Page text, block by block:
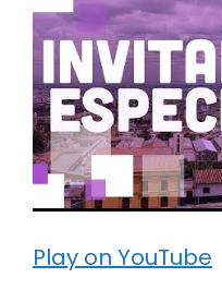
Play on YouTube